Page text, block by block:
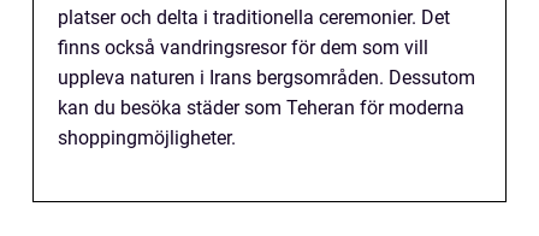
platser och delta i traditionella ceremonier. Det
finns också vandringsresor för dem som vill
uppleva naturen i Irans bergsområden. Dessutom
kan du besöka städer som Teheran för moderna
shoppingmöjligheter.